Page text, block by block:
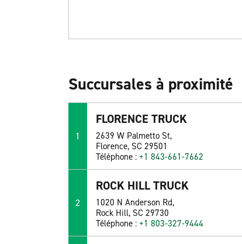
Succursales à proximité
1
FLORENCE TRUCK
2639 W Palmetto St,
Florence, SC 29501
Téléphone :+1 843-661-7662
2
ROCK HILL TRUCK
1020 N Anderson Rd,
Rock Hill, SC 29730
Téléphone :+1 803-327-9444